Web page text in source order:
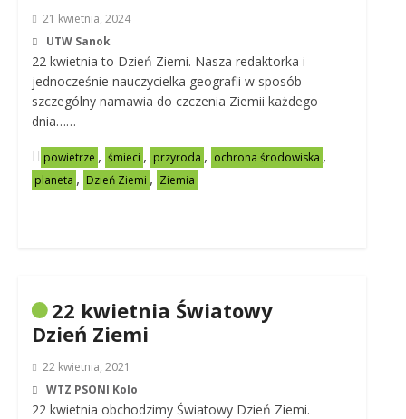
21 kwietnia, 2024
UTW Sanok
22 kwietnia to Dzień Ziemi. Nasza redaktorka i
jednocześnie nauczycielka geografii w sposób
szczególny namawia do czczenia Ziemii każdego
dnia……
powietrze , śmieci , przyroda , ochrona środowiska ,
planeta , Dzień Ziemi , Ziemia
22 kwietnia Światowy
Dzień Ziemi
22 kwietnia, 2021
WTZ PSONI Kolo
22 kwietnia obchodzimy Światowy Dzień Ziemi.